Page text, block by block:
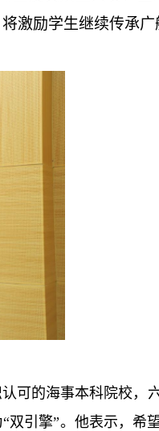
将激励学生继续传承广
可的海事本科院校，
引擎”。他表示，希